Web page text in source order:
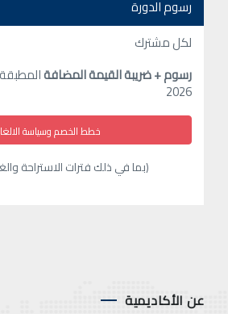
رسوم الدورة
لكل مشترك
رسوم + ضريبة القيمة المضافة
2026
خطط الخصم وسياسة
(بما في ذلك فترات الاستراحة
عن الأكاديمية